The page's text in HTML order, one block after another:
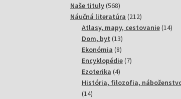
Naše tituly 568568
produktov
Náučná literatúra 212212
produktov
Atlasy, mapy, cestovanie 1414
Dom, byt 1313
produktov
Ekonómia 88
produktov
Encyklopédie 77
Ezoterika 44
produkty
História, filozofia,
1414